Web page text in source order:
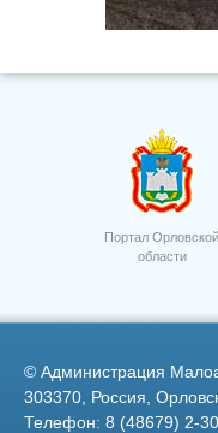
Сев озимых
Портал Орловской
области
© Администрация
303370, Россия,
Телефон: 8 (48679) 2-